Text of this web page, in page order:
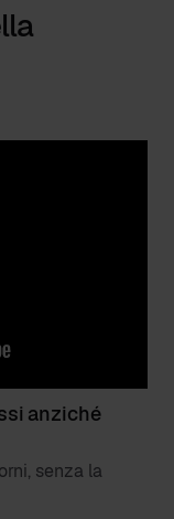
anziché
senza la